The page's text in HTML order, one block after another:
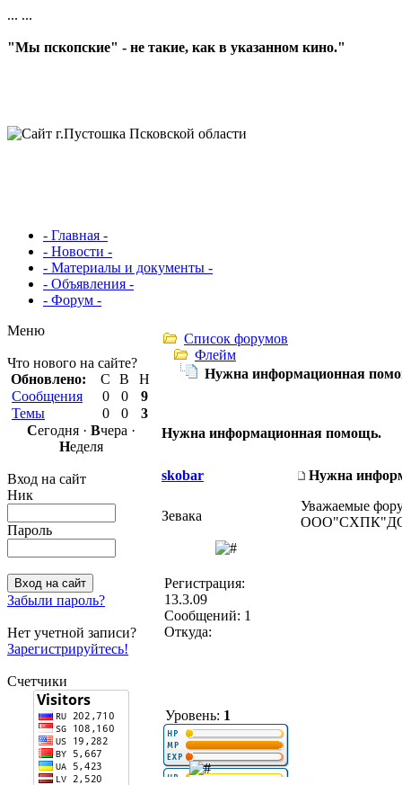
... ...
"Мы пскопские" - не такие, как в указанном кино."
- Главная -
- Новости -
- Материалы и документы -
- Объявления -
- Форум -
Меню
Что нового на сайте?
Обновлено:
С В
Н
Сообщения
0 0
9
Темы
0 0
3
Сегодня · Вчера ·
Неделя
Вход на сайт
Ник
Пароль
Забыли пароль?
Нет учетной записи?
Зарегистрируйтесь!
Счетчики
Список форумов
Флейм
Нужна информационная
Нужна информационная помощь.
skobar Нужна
Зевака
Регистрация:
13.3.09
Сообщений: 1
Откуда:
Уровень: 1
Уважаемые